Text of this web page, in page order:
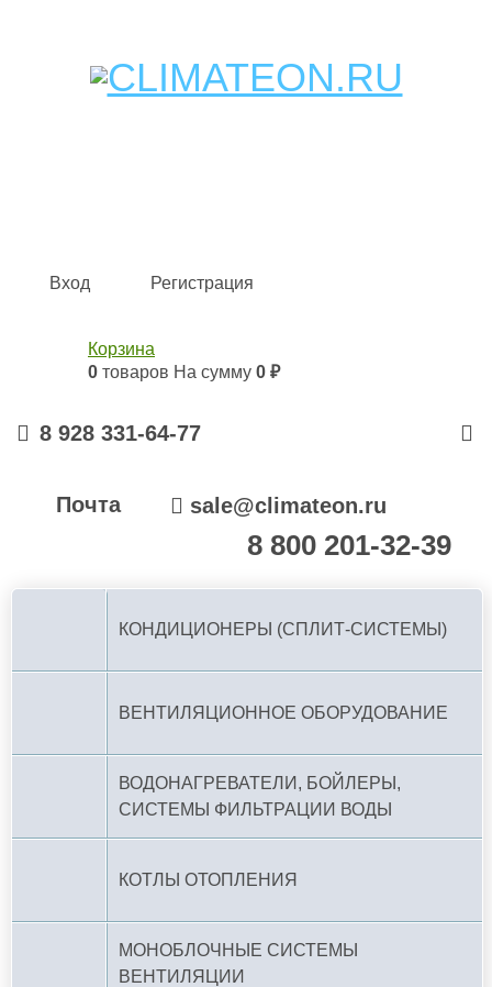
Кондиционеры и сплит-системы, газовые котлы,
Вход Регистрация
Корзина
0 товаров На сумму 0 ₽
8 928 331-64-77
Почта sale@climateon.ru
8 800 201-32-39
КОНДИЦИОНЕРЫ (СПЛИТ-СИСТЕМЫ)
ВЕНТИЛЯЦИОННОЕ ОБОРУДОВАНИЕ
ВОДОНАГРЕВАТЕЛИ, БОЙЛЕРЫ,
СИСТЕМЫ ФИЛЬТРАЦИИ ВОДЫ
КОТЛЫ ОТОПЛЕНИЯ
МОНОБЛОЧНЫЕ СИСТЕМЫ
ВЕНТИЛЯЦИИ